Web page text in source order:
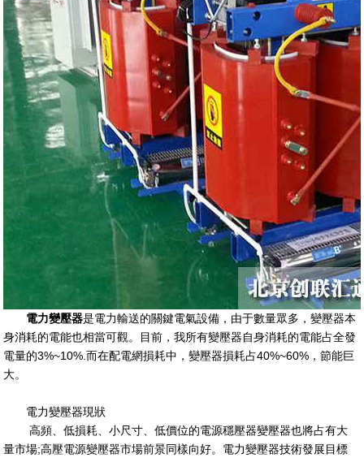
電力變壓器是電力輸送的關鍵電氣設備，由于數量眾多，變壓器本
身消耗的電能也相當可觀。目前，我所有變壓器自身消耗的電能占全發
電量的3%~10%.而在配電網損耗中，變壓器損耗占40%~60%，節能巨
大。
電力變壓器現狀
高頻、低損耗、小尺寸、低價位的電源穩壓器變壓器也將占有大
量市場;高壓電源變壓器市場前景同樣向好。電力變壓器技術發展目標